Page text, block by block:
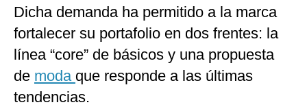
Dicha demanda ha permitido a la marca
fortalecer su portafolio en dos frentes: la
línea “core” de básicos y una propuesta
de moda que responde a las últimas
tendencias.